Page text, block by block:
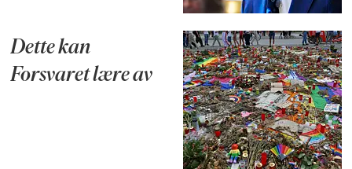
Dette kan
Forsvaret lære av